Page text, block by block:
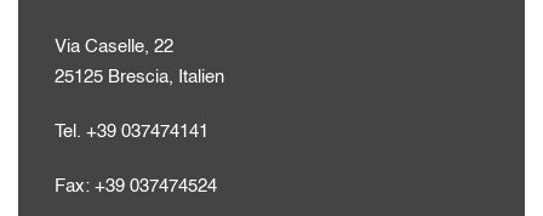
Via Caselle, 22
25125 Brescia, Italien
Tel. +39 037474141
Fax: +39 037474524